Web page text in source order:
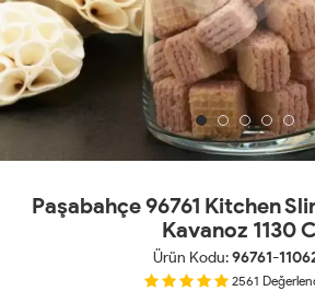
Paşabahçe 96761 Kitchen
Kavanoz 1130
Ürün Kodu:96761-
2561